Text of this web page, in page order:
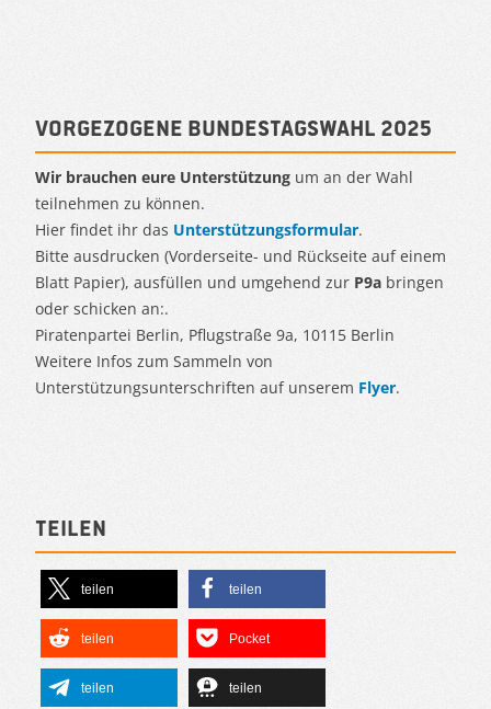
Vorgezogene Bundestagswahl 2025
Wir brauchen eure Unterstützung um an der Wahl
teilnehmen zu können.
Hier findet ihr das Unterstützungsformular.
Bitte ausdrucken (Vorderseite- und Rückseite auf einem
Blatt Papier), ausfüllen und umgehend zur P9a bringen
oder schicken an:.
Piratenpartei Berlin, Pflugstraße 9a, 10115 Berlin
Weitere Infos zum Sammeln von
Unterstützungsunterschriften auf unserem Flyer.
Teilen
teilen teilen
teilen Pocket
teilen teilen